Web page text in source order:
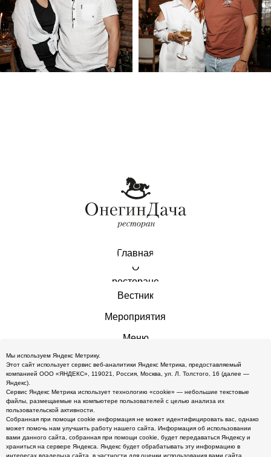
О
ресторане
Вестник
Мероприятия
Меню
Меню калорийности
Главная
Пн-Чт 08:00-00:00
Пт-Сб 08:00-01:00
Мы используем Яндекс Метрику.
Этот сайт использует сервис веб-аналитики Яндекс Метрика, предоставляемый
компанией ООО «ЯНДЕКС», 119021, Россия, Москва, ул. Л. Толстого, 16 (далее —
Яндекс).
Сервис Яндекс Метрика использует технологию «cookie» — небольшие текстовые
файлы, размещаемые на компьютере пользователей с целью анализа их
пользовательской активности.
Собранная при помощи cookie информация не может идентифицировать вас, однако
может помочь нам улучшить работу нашего сайта. Информация об использовании
вами данного сайта, собранная при помощи cookie, будет передаваться Яндексу и
храниться на сервере Яндекса. Яндекс будет обрабатывать эту информацию в
интересах владельца сайта, в частности для оценки использования вами сайта,